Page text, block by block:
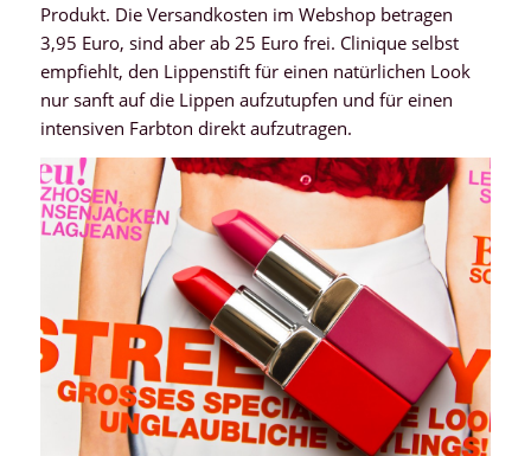
Produkt. Die Versandkosten im Webshop betragen
3,95 Euro, sind aber ab 25 Euro frei. Clinique selbst
empfiehlt, den Lippenstift für einen natürlichen Look
nur sanft auf die Lippen aufzutupfen und für einen
intensiven Farbton direkt aufzutragen.